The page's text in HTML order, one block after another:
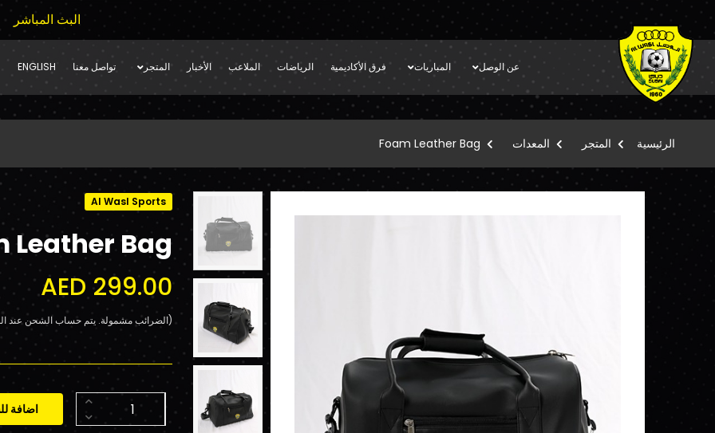
البث المباشر
عن الوصل المباريات فرق الأكاديمية الرياضات الملاعب الأخبار المتجر تواصل معنا ENGLISH
الرئيسية المتجر المعدات Foam Leather Bag
Al Wasl Sports
Leather Bag
AED 299.00
(الضرائب مشمولة. يتم حساب الشحن عند
اضافة